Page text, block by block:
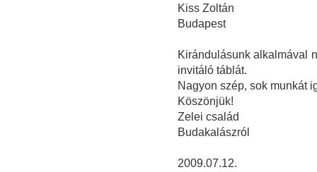
Kiss Zoltán
Budapest
Kirándulásunk alkalmával
invitáló táblát.
Nagyon szép, sok munkát
Köszönjük!
Zelei család
Budakalászról
2009.07.12.